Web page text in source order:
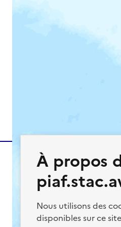
À propos
Nous utilisons des
disponibles sur ce
CHARGÉ
DES TRANSPORTS